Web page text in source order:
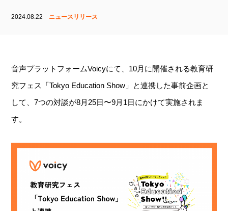
2024.08.22 ニュースリリース
音声プラットフォームVoicyにて、10月に開催される教育研
究フェス「Tokyo Education Show」と連携した事前企画と
して、7つの対談が8月25日〜9月1日にかけて実施されま
す。